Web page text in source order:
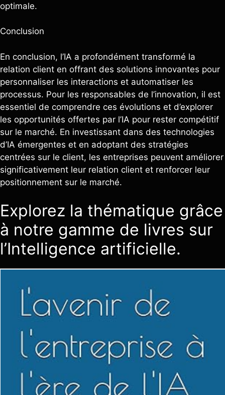
optimale.
Conclusion
En conclusion, l’IA a profondément transformé la
relation client en offrant des solutions innovantes pour
personnaliser les interactions et automatiser les
processus. Pour les responsables de l’innovation, il est
essentiel de comprendre ces évolutions et d’explorer
les opportunités offertes par l’IA pour rester compétitif
sur le marché. En investissant dans des technologies
d’IA émergentes et en adoptant des stratégies
centrées sur le client, les entreprises peuvent améliorer
significativement leur relation client et renforcer leur
positionnement sur le marché.
Explorez la thématique grâce
à notre gamme de livres sur
l’Intelligence artificielle.